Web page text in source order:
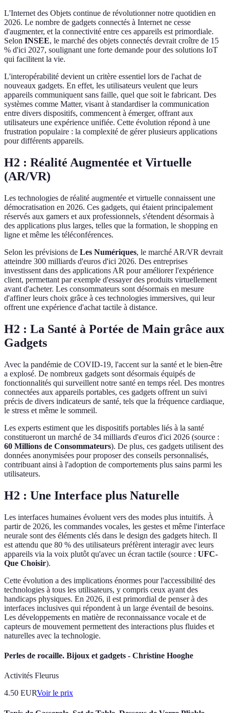
L'Internet des Objets continue de révolutionner notre quotidien en
2026. Le nombre de gadgets connectés à Internet ne cesse
d'augmenter, et la connectivité entre ces appareils est primordiale.
Selon INSEE, le marché des objets connectés devrait croître de 15
% d'ici 2027, soulignant une forte demande pour des solutions IoT
qui facilitent la vie.
L'interopérabilité devient un critère essentiel lors de l'achat de
nouveaux gadgets. En effet, les utilisateurs veulent que leurs
appareils communiquent sans faille, quel que soit le fabricant. Des
systèmes comme Matter, visant à standardiser la communication
entre divers dispositifs, commencent à émerger, offrant aux
utilisateurs une expérience unifiée. Cette évolution répond à une
frustration populaire : la complexité de gérer plusieurs applications
pour différents appareils.
H2 : Réalité Augmentée et Virtuelle
(AR/VR)
Les technologies de réalité augmentée et virtuelle connaissent une
démocratisation en 2026. Ces gadgets, qui étaient principalement
réservés aux gamers et aux professionnels, s'étendent désormais à
des applications plus larges, telles que la formation, le shopping en
ligne et même les téléconférences.
Selon les prévisions de Les Numériques, le marché AR/VR devrait
atteindre 300 milliards d'euros d'ici 2026. Des entreprises
investissent dans des applications AR pour améliorer l'expérience
client, permettant par exemple d'essayer des produits virtuellement
avant d'acheter. Les consommateurs sont désormais en mesure
d'affiner leurs choix grâce à ces technologies immersives, qui leur
offrent une expérience d'achat tactile à distance.
H2 : La Santé à Portée de Main grâce aux
Gadgets
Avec la pandémie de COVID-19, l'accent sur la santé et le bien-être
a explosé. De nombreux gadgets sont désormais équipés de
fonctionnalités qui surveillent notre santé en temps réel. Des montres
connectées aux appareils portables, ces gadgets offrent un suivi
précis de divers indicateurs de santé, tels que la fréquence cardiaque,
le stress et même le sommeil.
Les experts estiment que les dispositifs portables liés à la santé
constitueront un marché de 34 milliards d'euros d'ici 2026 (source :
60 Millions de Consommateurs). De plus, ces gadgets utilisent des
données anonymisées pour proposer des conseils personnalisés,
contribuant ainsi à l'adoption de comportements plus sains parmi les
utilisateurs.
H2 : Une Interface plus Naturelle
Les interfaces humaines évoluent vers des modes plus intuitifs. À
partir de 2026, les commandes vocales, les gestes et même l'interface
neurale sont des éléments clés dans le design des gadgets hitech. Il
est attendu que 80 % des utilisateurs préfèrent interagir avec leurs
appareils via la voix plutôt qu'avec un écran tactile (source : UFC-
Que Choisir).
Cette évolution a des implications énormes pour l'accessibilité des
technologies à tous les utilisateurs, y compris ceux ayant des
handicaps physiques. En 2026, il est primordial de penser à des
interfaces inclusives qui répondent à un large éventail de besoins.
Les développements en matière de reconnaissance vocale et de
capteurs de mouvement permettent des interactions plus fluides et
naturelles avec la technologie.
Perles de rocaille. Bijoux et gadgets - Christine Hooghe
Activités Fleurus
4.50 EURVoir le prix